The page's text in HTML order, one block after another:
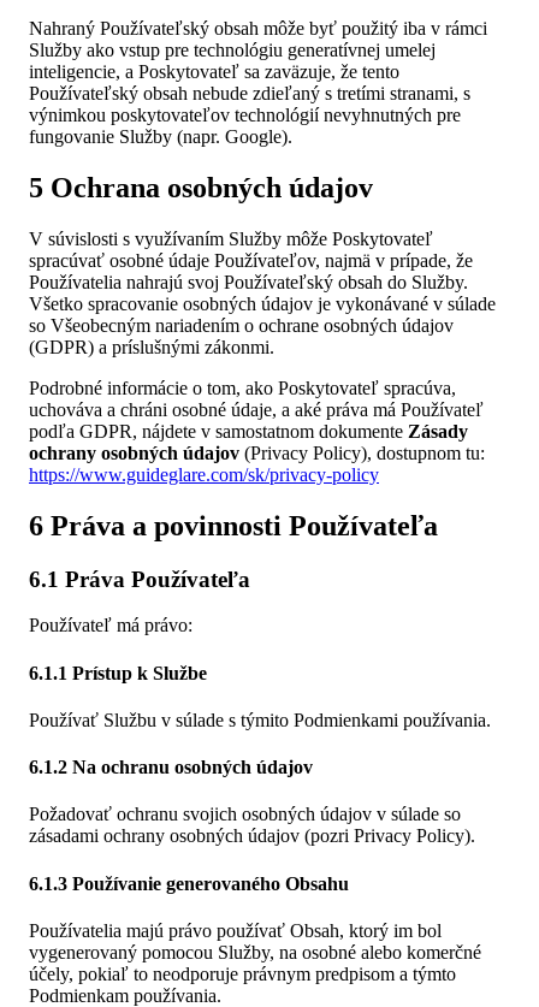
Nahraný Používateľský obsah môže byť použitý iba v rámci
Služby ako vstup pre technológiu generatívnej umelej
inteligencie, a Poskytovateľ sa zaväzuje, že tento
Používateľský obsah nebude zdieľaný s tretími stranami, s
výnimkou poskytovateľov technológií nevyhnutných pre
fungovanie Služby (napr. Google).
5 Ochrana osobných údajov
V súvislosti s využívaním Služby môže Poskytovateľ
spracúvať osobné údaje Používateľov, najmä v prípade, že
Používatelia nahrajú svoj Používateľský obsah do Služby.
Všetko spracovanie osobných údajov je vykonávané v súlade
so Všeobecným nariadením o ochrane osobných údajov
(GDPR) a príslušnými zákonmi.
Podrobné informácie o tom, ako Poskytovateľ spracúva,
uchováva a chráni osobné údaje, a aké práva má Používateľ
podľa GDPR, nájdete v samostatnom dokumente Zásady
ochrany osobných údajov (Privacy Policy), dostupnom tu:
https://www.guideglare.com/sk/privacy-policy
6 Práva a povinnosti Používateľa
6.1 Práva Používateľa
Používateľ má právo:
6.1.1 Prístup k Službe
Používať Službu v súlade s týmito Podmienkami používania.
6.1.2 Na ochranu osobných údajov
Požadovať ochranu svojich osobných údajov v súlade so
zásadami ochrany osobných údajov (pozri Privacy Policy).
6.1.3 Používanie generovaného Obsahu
Používatelia majú právo používať Obsah, ktorý im bol
vygenerovaný pomocou Služby, na osobné alebo komerčné
účely, pokiaľ to neodporuje právnym predpisom a týmto
Podmienkam používania.